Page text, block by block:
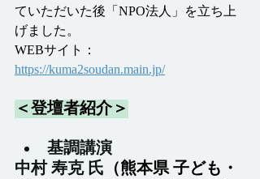
ていただいた後「NPO法人」を立ち上
げました。
WEBサイト：
https://kuma2soudan.main.jp/
＜登壇者紹介＞
基調講演
中村 寿克 氏 （熊本県 子ども・